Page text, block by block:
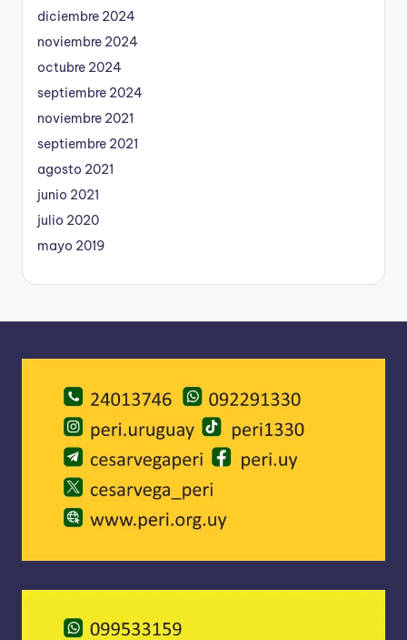
diciembre 2024
noviembre 2024
octubre 2024
septiembre 2024
noviembre 2021
septiembre 2021
agosto 2021
junio 2021
julio 2020
mayo 2019